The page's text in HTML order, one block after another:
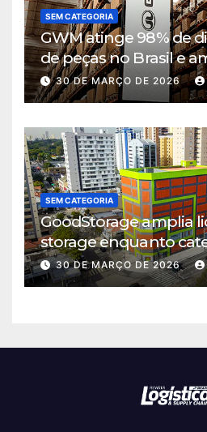
SEM CATEGORIA
GWM atinge 98% de
de peças no Brasil e
logística em Cajamar
30 DE MARÇO DE 2026
SEM CATEGORIA
GoodStorage amplia
storage enquanto
consolida em São
30 DE MARÇO DE 2026